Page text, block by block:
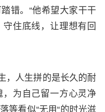
错。“他希望大家干干
住底线，让理想有回
，人生拼的是长久的耐
为自己留一方心灵净
等看似“无用“的时光滋